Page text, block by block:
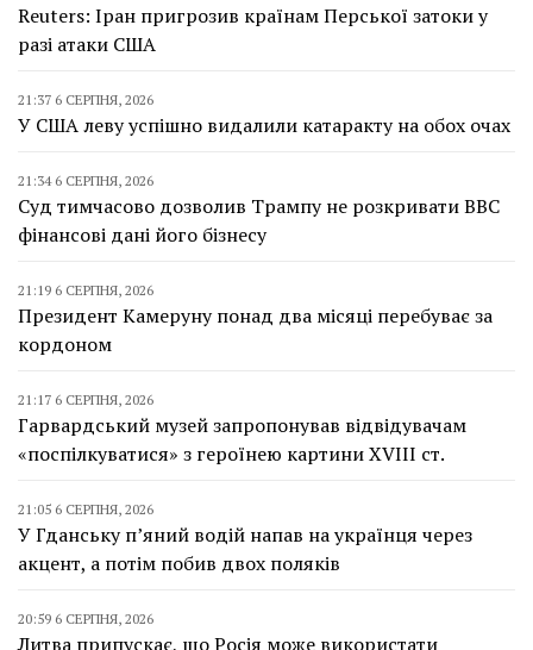
Reuters: Іран пригрозив країнам Перської затоки у
разі атаки США
21:37 6 СЕРПНЯ, 2026
У США леву успішно видалили катаракту на обох очах
21:34 6 СЕРПНЯ, 2026
Суд тимчасово дозволив Трампу не розкривати BBC
фінансові дані його бізнесу
21:19 6 СЕРПНЯ, 2026
Президент Камеруну понад два місяці перебуває за
кордоном
21:17 6 СЕРПНЯ, 2026
Гарвардський музей запропонував відвідувачам
«поспілкуватися» з героїнею картини XVIII ст.
21:05 6 СЕРПНЯ, 2026
У Гданську п’яний водій напав на українця через
акцент, а потім побив двох поляків
20:59 6 СЕРПНЯ, 2026
Литва припускає, що Росія може використати